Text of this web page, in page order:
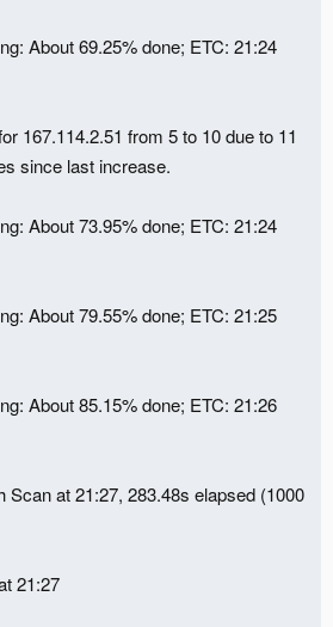
About 69.25% done; ETC: 21:24
167.114.2.51 from 5 to 10 due to 11
since last increase.
About 73.95% done; ETC: 21:24
About 79.55% done; ETC: 21:25
About 85.15% done; ETC: 21:26
Scan at 21:27, 283.48s elapsed (1000
21:27